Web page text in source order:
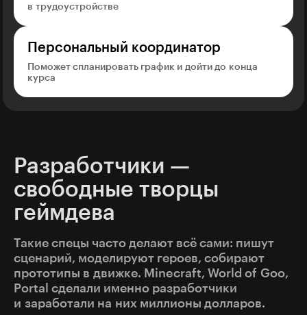
в трудоустройстве
Персональный координатор
Поможет спланировать график и дойти до конца
курса
Разработчики —
свободные творцы
геймдева
Такие спецы часто делают всё сами: пишут
сценарий, моделируют героев, собирают
прототипы в движке. Minecraft, World of Goo,
Portal сделали именно разработчики
и заработали на них миллионы долларов.